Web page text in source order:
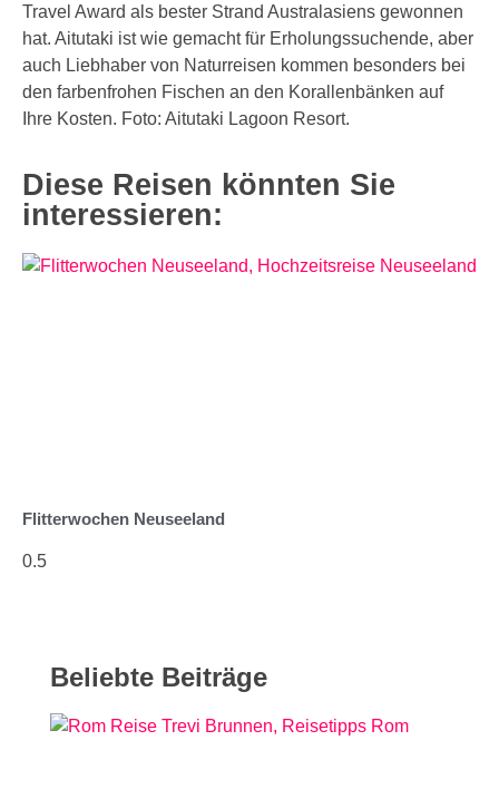
Travel Award als bester Strand Australasiens gewonnen
hat. Aitutaki ist wie gemacht für Erholungssuchende, aber
auch Liebhaber von Naturreisen kommen besonders bei
den farbenfrohen Fischen an den Korallenbänken auf
Ihre Kosten. Foto: Aitutaki Lagoon Resort.
Diese Reisen könnten Sie
interessieren:
Flitterwochen Neuseeland
Beliebte Beiträge